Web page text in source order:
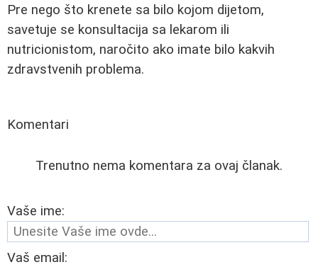
Pre nego što krenete sa bilo kojom dijetom,
savetuje se konsultacija sa lekarom ili
nutricionistom, naročito ako imate bilo kakvih
zdravstvenih problema.
Komentari
Trenutno nema komentara za ovaj članak.
Vaše ime:
Vaš email: